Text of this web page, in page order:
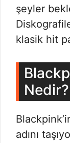
şeyler
klasik hit
Nedir?
adını